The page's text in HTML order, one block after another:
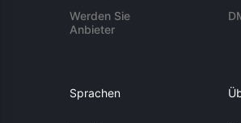
Werden Sie
Anbieter
Sprachen